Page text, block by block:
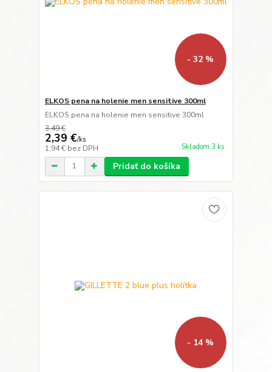
- 32 %
ELKOS pena na holenie men sensitive 300ml
ELKOS pena na holenie men sensitive 300ml
3,49 €
2,39 €/ks
1,94 € bez DPH Skladom 3 ks
Pridať do košíka
- 14 %